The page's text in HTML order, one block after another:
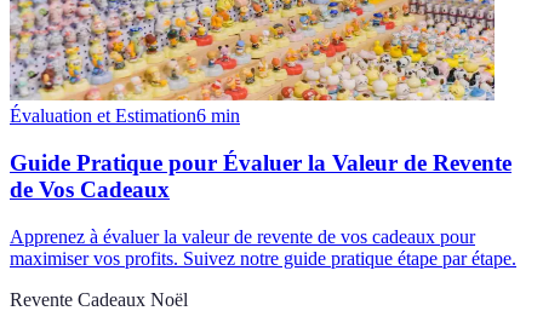
Évaluation et Estimation6 min
Guide Pratique pour Évaluer la Valeur de Revente
de Vos Cadeaux
Apprenez à évaluer la valeur de revente de vos cadeaux pour
maximiser vos profits. Suivez notre guide pratique étape par étape.
Revente Cadeaux Noël